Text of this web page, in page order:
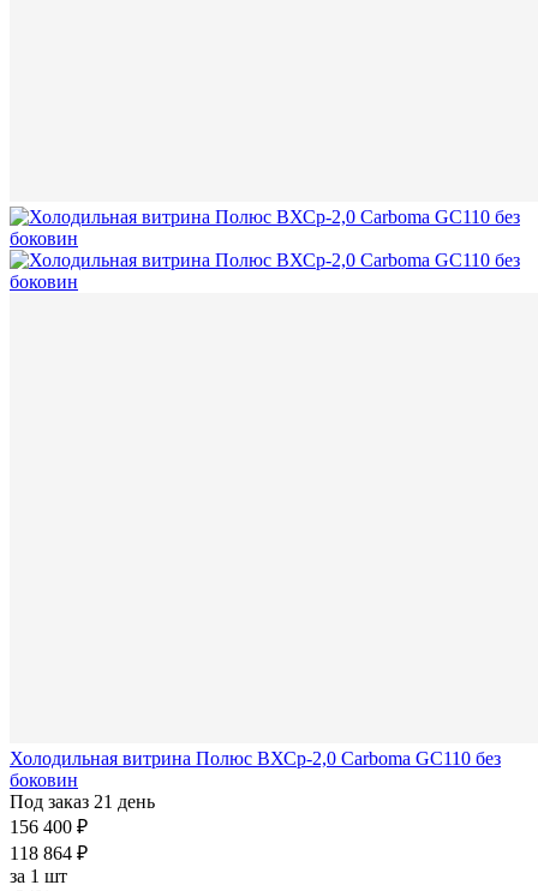
Холодильная витрина Полюс ВХСр-2,0 Carboma GC110 без
боковин
Под заказ 21 день
156 400 ₽
118 864 ₽
за 1 шт